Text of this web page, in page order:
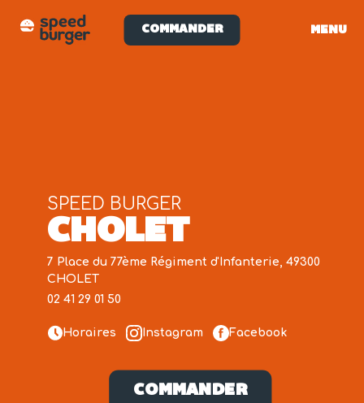
COMMANDER MENU
CHOLET
SPEED BURGER
7 Place du 77ème Régiment d'Infanterie, 49300
CHOLET
02 41 29 01 50
Horaires Instagram Facebook
COMMANDER